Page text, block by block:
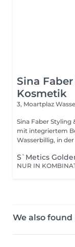
Sina
Kosmetik
3, Moartplaz
Sina Faber
mit integriertem
S`Metics
We also